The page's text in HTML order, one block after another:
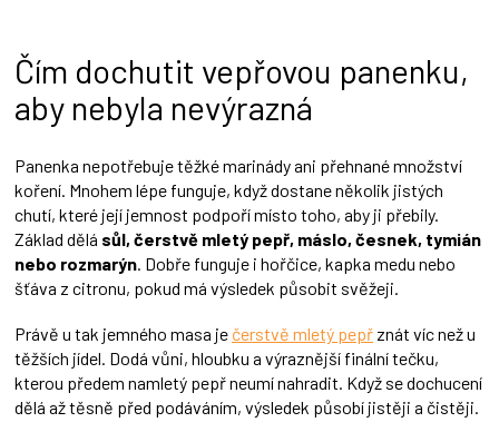
Čím dochutit vepřovou panenku,
aby nebyla nevýrazná
Panenka nepotřebuje těžké marinády ani přehnané množství
koření. Mnohem lépe funguje, když dostane několik jistých
chutí, které její jemnost podpoří místo toho, aby ji přebily.
Základ dělá sůl, čerstvě mletý pepř, máslo, česnek, tymián
nebo rozmarýn. Dobře funguje i hořčice, kapka medu nebo
šťáva z citronu, pokud má výsledek působit svěžeji.
Právě u tak jemného masa je čerstvě mletý pepř znát víc než u
těžších jídel. Dodá vůni, hloubku a výraznější finální tečku,
kterou předem namletý pepř neumí nahradit. Když se dochucení
dělá až těsně před podáváním, výsledek působí jistěji a čistěji.